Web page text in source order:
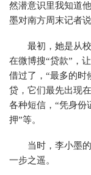
然潜意识里我知道
墨对南方周末记者说
最初，她是从
在微博搜“贷款”，
借过了，“最多的时
贷，它们最先出现
各种短信，“凭身份
押”等。
当时，李小墨
一步之遥。